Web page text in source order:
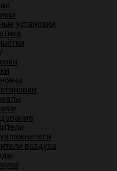
установки
воздуха